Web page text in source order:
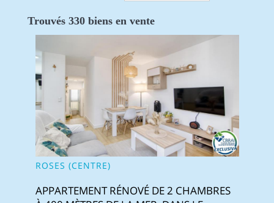
Trouvés 330 biens en vente
ROSES (CENTRE)
APPARTEMENT RÉNOVÉ DE 2 CHAMBRES